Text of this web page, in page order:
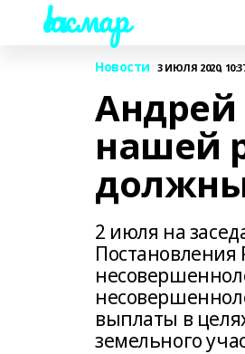
Һаҡмар
Новости 3 ИЮЛЯ 2020,
Андрей
нашей
2 июля на
выплаты в
земельного